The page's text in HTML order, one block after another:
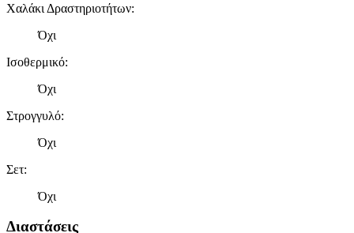
Χαλάκι Δραστηριοτήτων:
Όχι
Ισοθερμικό:
Όχι
Στρογγυλό:
Όχι
Σετ:
Όχι
Διαστάσεις